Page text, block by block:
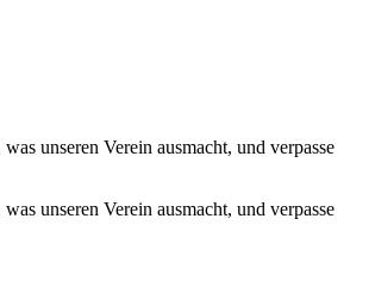
unseren Verein ausmacht, und verpasse
unseren Verein ausmacht, und verpasse